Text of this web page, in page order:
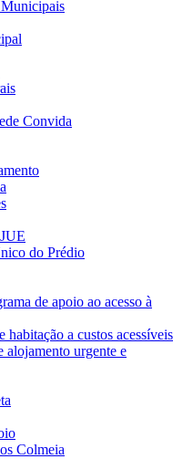
Convida
do Prédio
de apoio ao acesso à
habitação a custos acessíveis
alojamento urgente e
Colmeia